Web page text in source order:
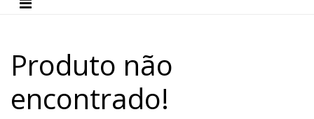
Produto não
encontrado!